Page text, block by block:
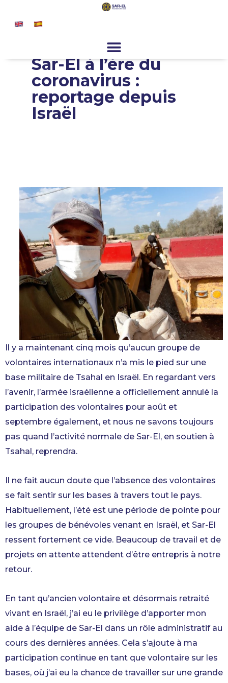
Rejoignez-nous
Actualités et presse
Sar-El à l’ère du
coronavirus :
reportage depuis
Israël
Il y a maintenant cinq mois qu’aucun groupe de
volontaires internationaux n’a mis le pied sur une
base militaire de Tsahal en Israël. En regardant vers
l’avenir, l’armée israélienne a officiellement annulé la
participation des volontaires pour août et
septembre également, et nous ne savons toujours
pas quand l’activité normale de Sar-El, en soutien à
Tsahal, reprendra.
Il ne fait aucun doute que l’absence des volontaires
se fait sentir sur les bases à travers tout le pays.
Habituellement, l’été est une période de pointe pour
les groupes de bénévoles venant en Israël, et Sar-El
ressent fortement ce vide. Beaucoup de travail et de
projets en attente attendent d’être entrepris à notre
retour.
En tant qu’ancien volontaire et désormais retraité
vivant en Israël, j’ai eu le privilège d’apporter mon
aide à l’équipe de Sar-El dans un rôle administratif au
cours des dernières années. Cela s’ajoute à ma
participation continue en tant que volontaire sur les
bases, où j’ai eu la chance de travailler sur une grande